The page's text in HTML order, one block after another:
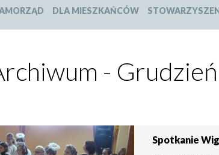
1
2
4
DLA MIESZKAŃCÓW
-
Spotkanie